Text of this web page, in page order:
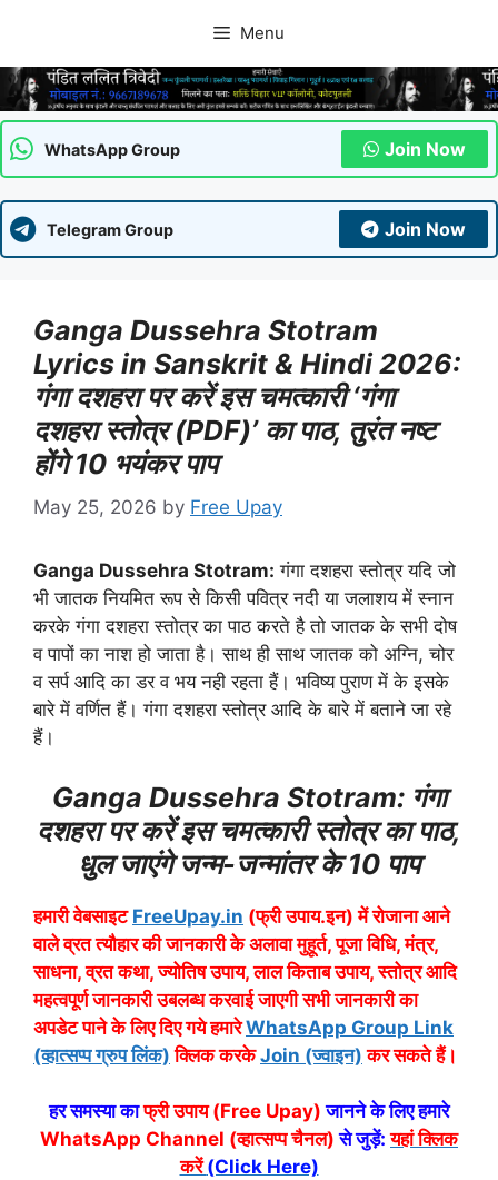
content
Menu
WhatsApp Group Join Now
Telegram Group Join Now
Ganga Dussehra Stotram
Lyrics in Sanskrit & Hindi 2026:
गंगा दशहरा पर करें इस चमत्कारी ‘गंगा
दशहरा स्तोत्र (PDF)’ का पाठ, तुरंत नष्ट
होंगे 10 भयंकर पाप
May 25, 2026 by Free Upay
Ganga Dussehra Stotram: गंगा दशहरा स्तोत्र यदि जो
भी जातक नियमित रूप से किसी पवित्र नदी या जलाशय में स्नान
करके गंगा दशहरा स्तोत्र का पाठ करते है तो जातक के सभी दोष
व पापों का नाश हो जाता है। साथ ही साथ जातक को अग्नि, चोर
व सर्प आदि का डर व भय नही रहता हैं। भविष्य पुराण में के इसके
बारे में वर्णित हैं। गंगा दशहरा स्तोत्र आदि के बारे में बताने जा रहे
हैं।
Ganga Dussehra Stotram: गंगा
दशहरा पर करें इस चमत्कारी स्तोत्र का पाठ,
धुल जाएंगे जन्म-जन्मांतर के 10 पाप
हमारी वेबसाइट FreeUpay.in (फ्री उपाय.इन) में रोजाना आने
वाले व्रत त्यौहार की जानकारी के अलावा मुहूर्त, पूजा विधि, मंत्र,
साधना, व्रत कथा, ज्योतिष उपाय, लाल किताब उपाय, स्तोत्र आदि
महत्वपूर्ण जानकारी उबलब्ध करवाई जाएगी सभी जानकारी का
अपडेट पाने के लिए दिए गये हमारेWhatsApp Group Link
(व्हात्सप्प ग्रुप लिंक) क्लिक करकेJoin (ज्वाइन) कर सकते हैं।
हर समस्या काफ्री उपाय (Free Upay) जानने के लिए हमारे
WhatsApp Channel (व्हात्सप्प चैनल) से जुड़ें:यहां क्लिक
करें(Click Here)